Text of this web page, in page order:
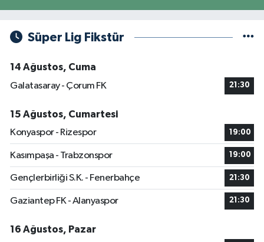
Süper Lig Fikstür
14 Ağustos, Cuma
Galatasaray - Çorum FK
21:30
15 Ağustos, Cumartesi
Konyaspor - Rizespor
19:00
Kasımpaşa - Trabzonspor 19:00
Gençlerbirliği S.K. - Fenerbahçe 21:30
Gaziantep FK - Alanyaspor 21:30
16 Ağustos, Pazar